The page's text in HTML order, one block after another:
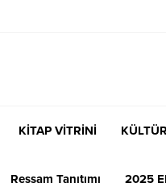
KİTAP VİTRİNİ
Ressam Tanıtımı 2025